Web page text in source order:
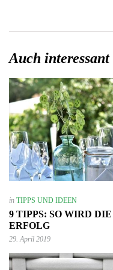
Auch interessant
in TIPPS UND IDEEN
9 TIPPS: SO WIRD
ERFOLG
29. April 2019